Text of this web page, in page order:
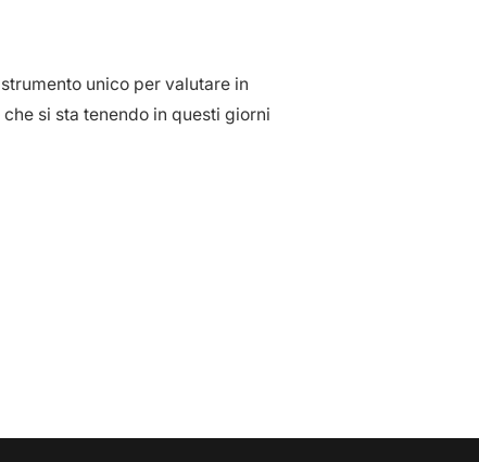
unico per valutare in
si sta tenendo in questi giorni